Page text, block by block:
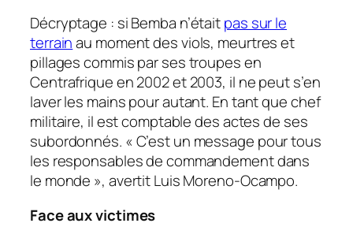
Décryptage : si Bemba n’étaitpas sur le
terrainau moment des viols, meurtres et
pillages commis par ses troupes en
Centrafrique en 2002 et 2003, il ne peut s’en
laver les mains pour autant. En tant que chef
militaire, il est comptable des actes de ses
subordonnés. « C’est un message pour tous
les responsables de commandement dans
le monde », avertit Luis Moreno-Ocampo.
Face aux victimes